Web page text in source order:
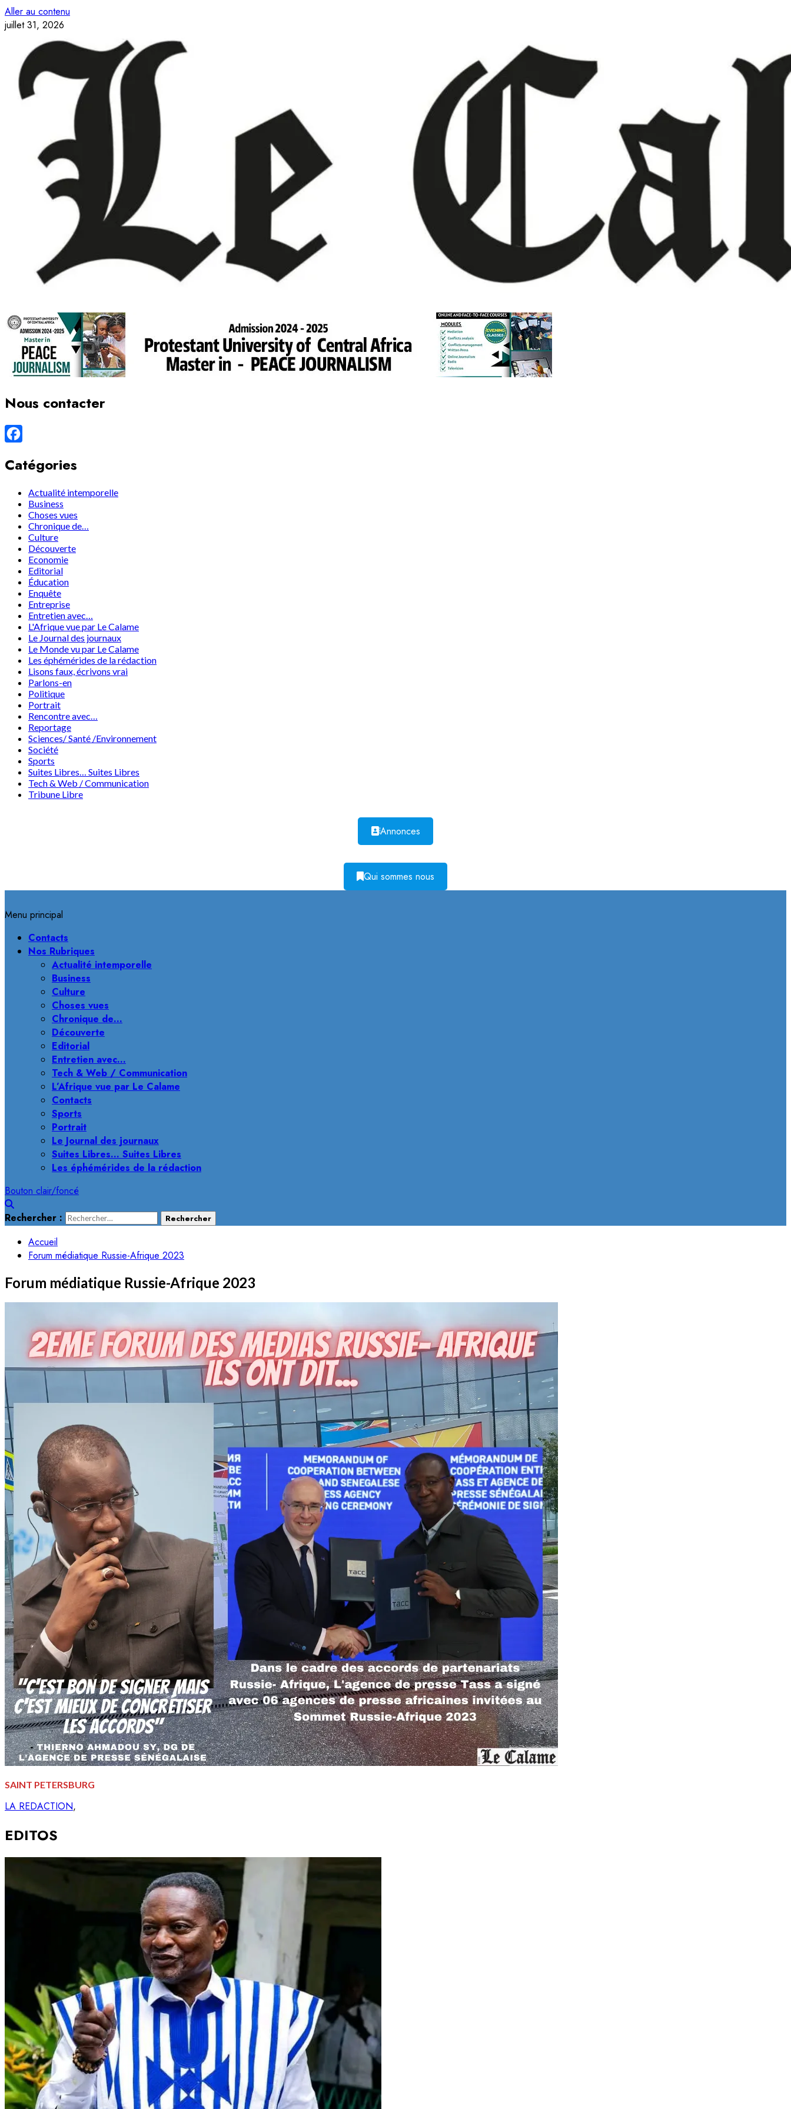
Aller au contenu
juillet 31, 2026
Nous contacter
Catégories
Actualité intemporelle
Business
Choses vues
Chronique de…
Culture
Découverte
Economie
Editorial
Éducation
Enquête
Entreprise
Entretien avec…
L'Afrique vue par Le Calame
Le Journal des journaux
Le Monde vu par Le Calame
Les éphémérides de la rédaction
Lisons faux, écrivons vrai
Parlons-en
Politique
Portrait
Rencontre avec…
Reportage
Sciences/ Santé /Environnement
Société
Sports
Suites Libres… Suites Libres
Tech & Web / Communication
Tribune Libre
Annonces
Qui sommes nous
Menu principal
Contacts
Nos Rubriques
Actualité intemporelle
Business
Culture
Choses vues
Chronique de…
Découverte
Editorial
Entretien avec…
Tech & Web / Communication
L’Afrique vue par Le Calame
Contacts
Sports
Portrait
Le Journal des journaux
Suites Libres… Suites Libres
Les éphémérides de la rédaction
Bouton clair/foncé
Rechercher :
Accueil
Forum médiatique Russie-Afrique 2023
Forum médiatique Russie-Afrique 2023
SAINT PETERSBURG
LA REDACTION
EDITOS